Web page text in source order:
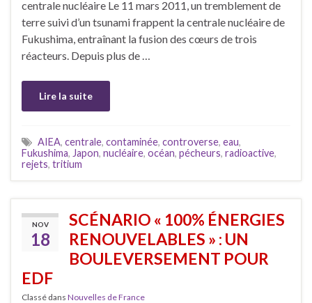
centrale nucléaire Le 11 mars 2011, un tremblement de
terre suivi d’un tsunami frappent la centrale nucléaire de
Fukushima, entraînant la fusion des cœurs de trois
réacteurs. Depuis plus de …
Lire la suite
AIEA, centrale, contaminée, controverse, eau,
Fukushima, Japon, nucléaire, océan, pécheurs, radioactive,
rejets, tritium
NOV
18
SCÉNARIO « 100% ÉNERGIES
RENOUVELABLES » : UN
BOULEVERSEMENT POUR
EDF
Classé dans Nouvelles de France